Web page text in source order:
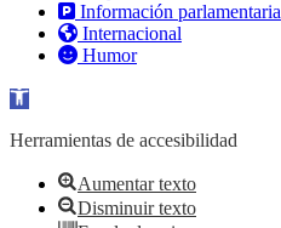
Información parlamentaria
Internacional
Humor
Abrir barra de herramientas
Herramientas de accesibilidad
Aumentar texto
Disminuir texto